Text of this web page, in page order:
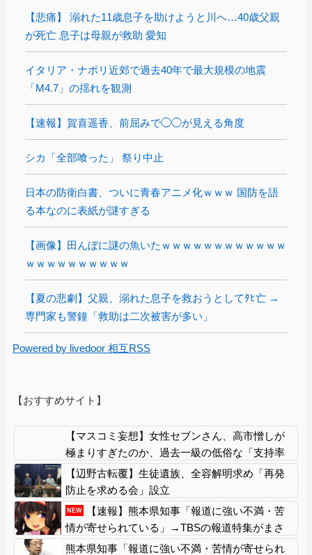
【悲痛】 溺れた11歳息子を助けようと川へ…40歳父親
が死亡 息子は母親が救助 愛知
イタリア・ナポリ近郊で過去40年で最大規模の地震
「M4.7」の揺れを観測
【速報】賀喜遥香、前屈みで◯◯が見える角度
シカ「全部喰った」 祭り中止
日本の防衛白書、ついに青春アニメ化ｗｗｗ 国防を語
る本なのに表紙が謎すぎる
【画像】田んぼに謎の魚いたｗｗｗｗｗｗｗｗｗｗｗｗ
ｗｗｗｗｗｗｗｗｗｗ
【夏の悲劇】父親、溺れた息子を救おうとしてﾀﾋ亡 →
専門家も警鐘「救助は二次被害が多い」
Powered by livedoor 相互RSS
【おすすめサイト】
【マスコミ妄想】女性セブンさん、高市憎しが
極まりすぎたのか、過去一級の低俗な「支持率
下げてやる」記事を配信してしまう 想像の10
倍低俗
【辺野古転覆】生徒遺族、全容解明求め「再発
防止を求める会」設立
NEW
【速報】熊本県知事「報道に強い不満・苦
情が寄せられている」→TBSの報道特集がまさ
にそれな件
熊本県知事「報道に強い不満・苦情が寄せられ